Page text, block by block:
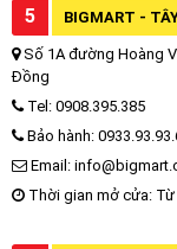
5 BIGMART -
Số 1A đường Hoàng
Đồng
Tel: 0908.395.385
Bảo hành:
Email:
Thời gian mở cửa: